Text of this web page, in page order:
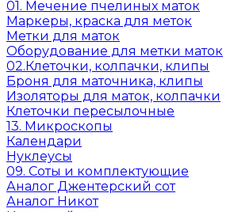
01. Мечение пчелиных маток
Маркеры, краска для меток
Метки для маток
Оборудование для метки маток
02.Клеточки, колпачки, клипы
Броня для маточника, клипы
Изоляторы для маток, колпачки
Клеточки пересылочные
13. Микроскопы
Календари
Нуклеусы
09. Соты и комплектующие
Аналог Джентерский сот
Аналог Никот